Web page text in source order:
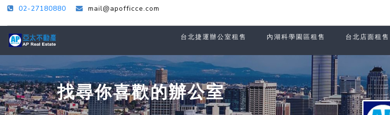
02-27180880 mail@apofficce.com
台北捷運辦公室租售 內湖科學園區租售 台北店面租售
找尋你喜歡的辦公室